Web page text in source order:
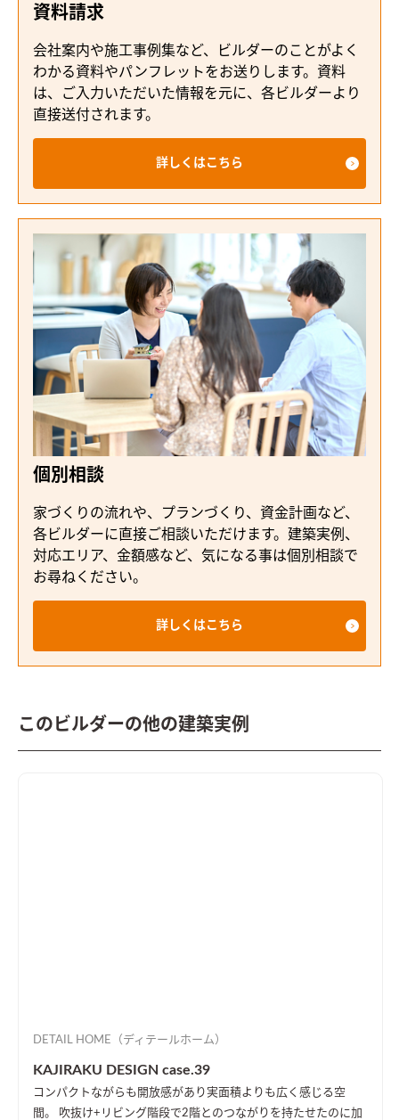
資料請求
会社案内や施工事例集など、ビルダーのことがよく
わかる資料やパンフレットをお送りします。資料
は、ご入力いただいた情報を元に、各ビルダーより
直接送付されます。
詳しくはこちら
個別相談
家づくりの流れや、プランづくり、資金計画など、
各ビルダーに直接ご相談いただけます。建築実例、
対応エリア、金額感など、気になる事は個別相談で
お尋ねください。
詳しくはこちら
このビルダーの他の建築実例
DETAIL HOME（ディテールホーム）
KAJIRAKU DESIGN case.39
コンパクトながらも開放感があり実面積よりも広く感じる空
間。 吹抜け+リビング階段で2階とのつながりを持たせたのに加